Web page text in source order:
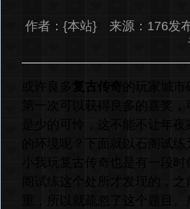
作者：{本站} 来源：176
或许良多 复古传奇
的玩家城
第一次可以获得良多的嘉奖
是少的可怜，这不能不让年
的环境呢？下面就以石阁试
小我玩复古传奇也是有一段
阁试练这个处所才发现的，
重，所以就疏忽了这个题目